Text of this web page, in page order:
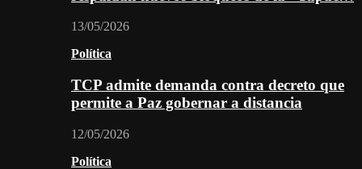
13/05/2026
Política
TCP admite demanda contra decreto que
permite a Paz gobernar a distancia
12/05/2026
Política